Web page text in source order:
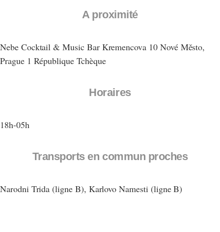
A proximité
Nebe Cocktail & Music Bar Kremencova 10 Nové Město,
Prague 1 République Tchèque
Horaires
18h-05h
Transports en commun proches
Narodni Trida (ligne B), Karlovo Namesti (ligne B)